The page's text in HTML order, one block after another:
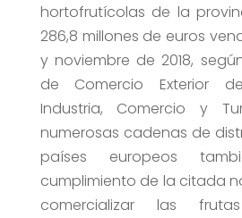
hortofrutícolas de la
286,8 millones de euros
y noviembre de 2018,
de Comercio Exterior
Industria, Comercio y
numerosas cadenas de
países europeos
cumplimiento de la citada
comercializar las